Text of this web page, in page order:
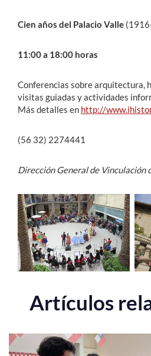
Cien años del Palacio Valle
11:00 a 18:00 horas
Conferencias sobre arquitectura,
visitas guiadas y actividades
Más detalles en http://
(56 32) 2274441
Dirección General de Vinculación
Artículos